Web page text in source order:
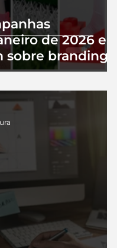
de 2026 e
sobre branding